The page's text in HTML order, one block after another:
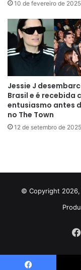
10 de fevereiro de 2025
Jessie J
Brasil e é recebida
entusiasmo antes
no The Town
12 de setembro de 2025
© Copyright 2026,